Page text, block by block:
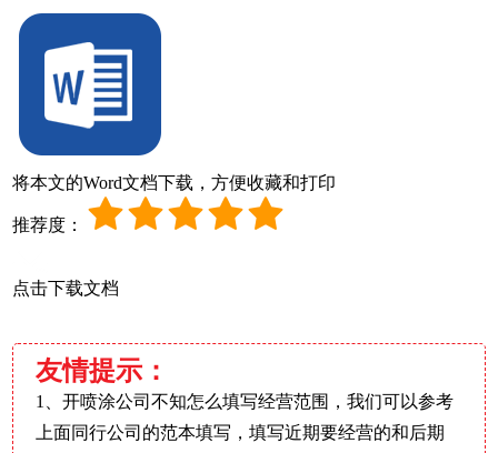
将本文的Word文档下载，方便收藏和打印
推荐度：
点击下载文档
友情提示：
1、开喷涂公司不知怎么填写经营范围，我们可以参考
上面同行公司的范本填写，填写近期要经营的和后期